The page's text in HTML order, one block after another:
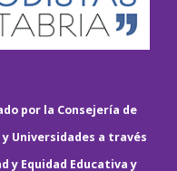
por la Consejería de
Universidades a través
y Equidad Educativa y